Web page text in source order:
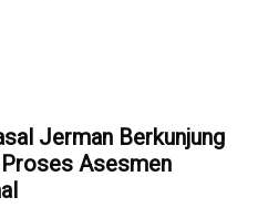
Jerman Berkunjung
Asesmen